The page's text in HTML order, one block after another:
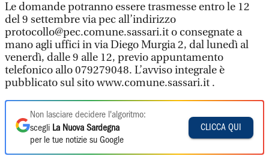
Le domande potranno essere trasmesse entro le 12
del 9 settembre via pec all’indirizzo
protocollo@pec.comune.sassari.it o consegnate a
mano agli uffici in via Diego Murgia 2, dal lunedì al
venerdì, dalle 9 alle 12, previo appuntamento
telefonico allo 079279048. L’avviso integrale è
pubblicato sul sito www.comune.sassari.it .
Non lasciare decidere l'algoritmo:
scegli La Nuova Sardegna
per le tue notizie su Google
CLICCA QUI